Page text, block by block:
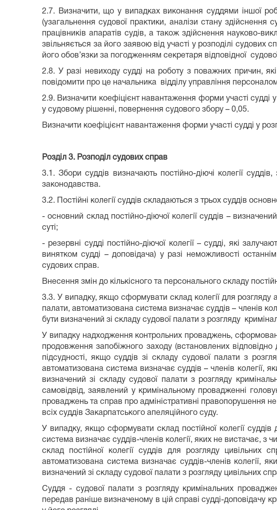
2.7. Визначити, що у випадках виконання суддями іншої
(узагальнення судової практики, аналізи стану здійснення
працівників апаратів судів, а також здійснення науково-
звільняється за його заявою від участі у розподілі
його обов’язки за погодженням секретаря відповідної
2.8. У разі невиходу судді на роботу з поважних причин,
повідомити про це начальника відділу управління
2.9. Визначити коефіцієнт навантаження форми участі
у судовому рішенні, повернення судового збору – 0,05.
Визначити коефіцієнт навантаження форми участі судді у
Розділ 3. Розподіл судових справ
3.1. Збори суддів визначають постійно-діючі колегії
законодавства.
3.2. Постійні колегії суддів складаються з трьох суддів
- основний склад постійно-діючої колегії суддів –
суті;
- резервні судді постійно-діючої колегії – судді, які
винятком судді – доповідача) у разі неможливості
судових справ.
Внесення змін до кількісного та персонального складу
3.3. У випадку, якщо сформувати склад колегії для розгляду
палати, автоматизована система визначає суддів – членів
бути визначений зі складу судової палати з розгляду
У випадку надходження контрольних проваджень,
продовження запобіжного заходу (встановлених
підсудності, якщо суддів зі складу судової палати з
автоматизована система визначає суддів – членів колегії,
визначений зі складу судової палати з розгляду
самовідвід, заявлений у кримінальному провадженні
проваджень та справ про адміністративні правопорушення
всіх суддів Закарпатського апеляційного суду.
У випадку, якщо сформувати склад постійної колегії
система визначає суддів-членів колегії, яких не вистачає,
склад постійної колегії суддів для розгляду
автоматизована система визначає суддів-членів колегії,
визначений зі складу судової палати з розгляду цивільних
Суддя - судової палати з розгляду кримінальних
передав раніше визначеному в цій справі судді-доповідачу